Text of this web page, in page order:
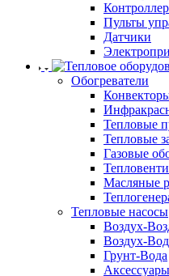
Пульты
Датчики
Обогреватели
Тепловые
Тепловые
Газовые
Масляные
Тепловые насосы
Воздух-
Воздух-
Грунт-Вода
Аксессуары